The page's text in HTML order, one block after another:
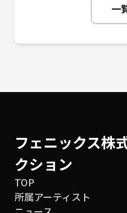
一
フェニックス株
クション
TOP
所属アーティスト